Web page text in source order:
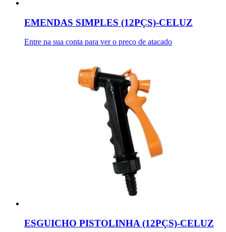
EMENDAS SIMPLES (12PÇS)-CELUZ
Entre na sua conta para ver o preço de atacado
ESGUICHO PISTOLINHA (12PÇS)-CELUZ